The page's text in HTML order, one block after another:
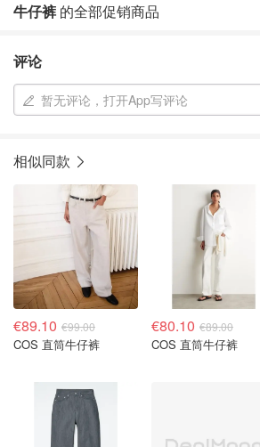
牛仔裤 的全部促销商品
评论
暂无评论，打开App写评论
相似同款
€89.10 €99.00
COS 直筒牛仔裤
€80.10 €89.00
COS 直筒牛仔裤